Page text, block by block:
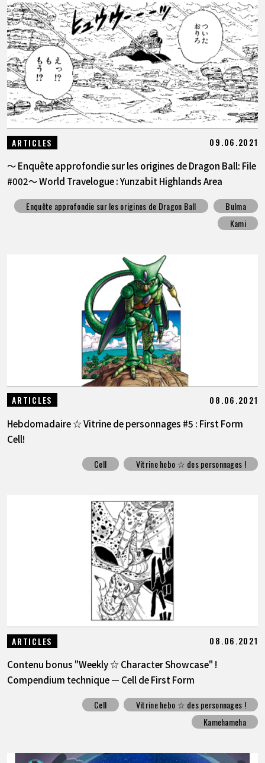
ARTICLES 09.06.2021
〜 Enquête approfondie sur les origines de Dragon Ball: File
#002〜 World Travelogue : Yunzabit Highlands Area
Enquête approfondie sur les origines de Dragon Ball
Bulma
Kami
ARTICLES 08.06.2021
Hebdomadaire ☆ Vitrine de personnages #5 : First Form
Cell!
Cell Vitrine hebo ☆ des personnages !
ARTICLES 08.06.2021
Contenu bonus "Weekly ☆ Character Showcase" !
Compendium technique — Cell de First Form
Cell
Vitrine hebo ☆ des personnages !
Kamehameha